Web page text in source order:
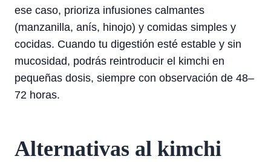
ese caso, prioriza infusiones calmantes
(manzanilla, anís, hinojo) y comidas simples y
cocidas. Cuando tu digestión esté estable y sin
mucosidad, podrás reintroducir el kimchi en
pequeñas dosis, siempre con observación de 48–
72 horas.
Alternativas al kimchi